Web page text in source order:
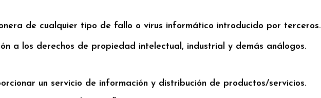
de cualquier tipo de fallo o virus informático introducido por terceros.
a los derechos de propiedad intelectual, industrial y demás análogos.
un servicio de información y distribución de productos/servicios.